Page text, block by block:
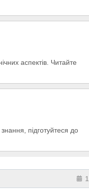
аспектів. Читайте
підготуйтеся до